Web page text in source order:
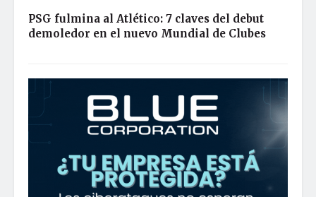
PSG fulmina al Atlético: 7 claves del debut
demoledor en el nuevo Mundial de Clubes